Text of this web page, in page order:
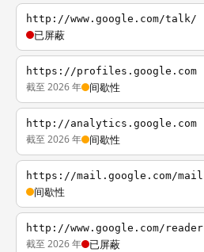
http://www.google.com/talk/
已屏蔽
https://profiles.google.com
截至 2026 年 间歇性
http://analytics.google.com
截至 2026 年 间歇性
https://mail.google.com/mail
间歇性
http://www.google.com/reader
截至 2026 年 已屏蔽